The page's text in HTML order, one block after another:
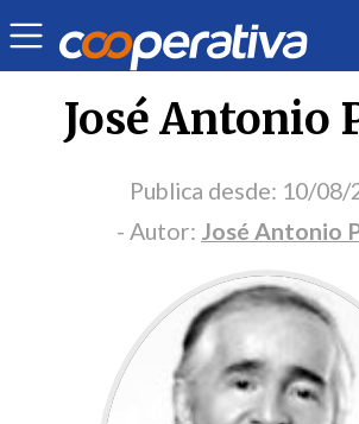
Portada Opinión
José Antonio
Publica desde: 10/08/
- Autor: José Antonio